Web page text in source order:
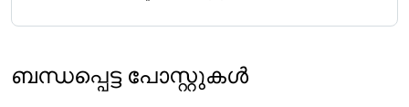
ബന്ധപ്പെട്ട പോസ്റ്റുകൾ